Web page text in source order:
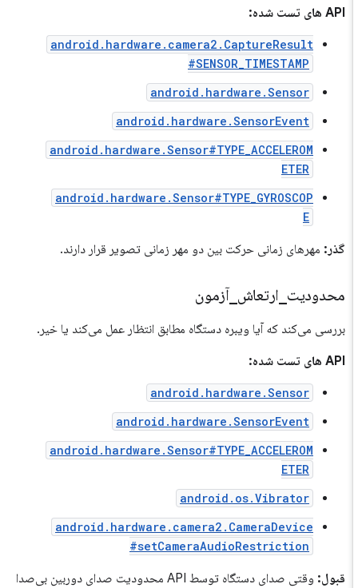
API های تست شده:
android.hardware.camera2.CaptureResult
#SENSOR_TIMESTAMP
android.hardware.Sensor
android.hardware.SensorEvent
android.hardware.Sensor#TYPE_ACCELEROM
ETER
android.hardware.Sensor#TYPE_GYROSCOP
گذر:مهرهای زمانی حرکت بین دو مهر زمانی تصویر قرار دارند.
محدودیت_ ارتعاش_ آزمون
بررسی می‌کند که آیا ویبره دستگاه مطابق انتظار عمل می‌کند یا خیر.
API های تست شده:
android.hardware.Sensor
android.hardware.SensorEvent
android.hardware.Sensor#TYPE_ACCELEROM
ETER
android.os.Vibrator
android.hardware.camera2.CameraDevice
#setCameraAudioRestriction
قبول:
وقتی صدای دستگاه توسط API محدودیت صدای دوربین بی‌صدا